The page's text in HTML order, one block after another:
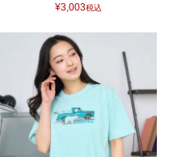
¥3,003税込